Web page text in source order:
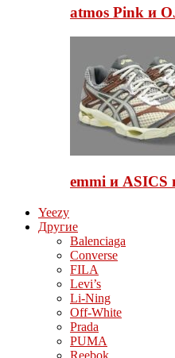
atmos Pink и
emmi и ASICS
Yeezy
Другие
Balenciaga
Converse
FILA
Levi’s
Li-Ning
Off-White
Prada
PUMA
Reebok